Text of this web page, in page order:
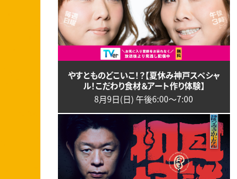
やすとものどこいこ！？【夏休み神戸スペシャ
ル！こだわり食材＆アート作り体験】
8月9日(日) 午後6:00〜7:00